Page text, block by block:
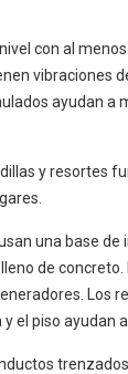
con al
vibraciones
ayudan a
y resortes
una base de
de concreto.
Los
el piso ayudan